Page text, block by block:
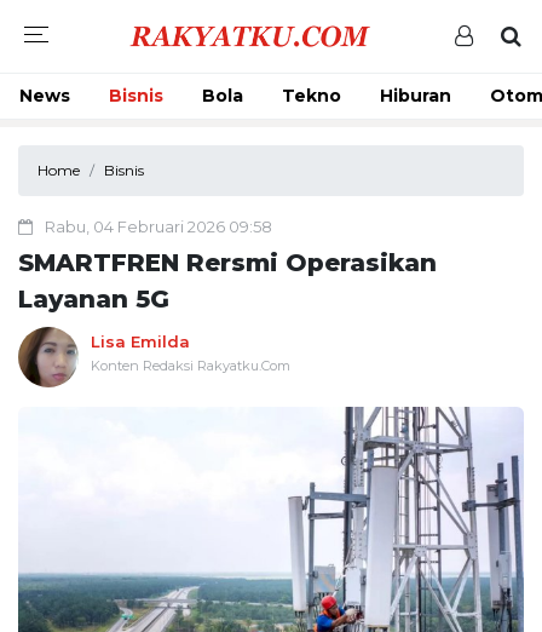
News Bisnis Bola Tekno Hiburan
Home Bisnis
Rabu, 04 Februari 2026 09:58
SMARTFREN Rersmi Operasikan
Layanan 5G
Lisa Emilda
Konten Redaksi Rakyatku.Com